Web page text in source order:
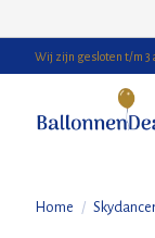
Wij zijn gesloten t/m 3
Home /